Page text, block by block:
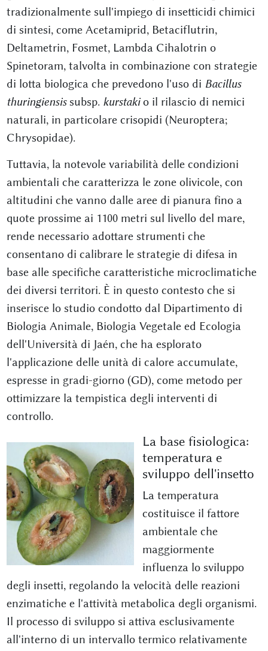
tradizionalmente sull'impiego di insetticidi chimici
di sintesi, come Acetamiprid, Betaciflutrin,
Deltametrin, Fosmet, Lambda Cihalotrin o
Spinetoram, talvolta in combinazione con strategie
di lotta biologica che prevedono l'uso di Bacillus
thuringiensissubsp. kurstakio il rilascio di nemici
naturali, in particolare crisopidi (Neuroptera;
Chrysopidae).
Tuttavia, la notevole variabilità delle condizioni
ambientali che caratterizza le zone olivicole, con
altitudini che vanno dalle aree di pianura fino a
quote prossime ai 1100 metri sul livello del mare,
rende necessario adottare strumenti che
consentano di calibrare le strategie di difesa in
base alle specifiche caratteristiche microclimatiche
dei diversi territori. È in questo contesto che si
inserisce lo studio condotto dal Dipartimento di
Biologia Animale, Biologia Vegetale ed Ecologia
dell'Università di Jaén, che ha esplorato
l'applicazione delle unità di calore accumulate,
espresse in gradi-giorno (GD), come metodo per
ottimizzare la tempistica degli interventi di
controllo.
La base fisiologica:
temperatura e
sviluppo dell'insetto
La temperatura
costituisce il fattore
ambientale che
maggiormente
influenza lo sviluppo
degli insetti, regolando la velocità delle reazioni
enzimatiche e l'attività metabolica degli organismi.
Il processo di sviluppo si attiva esclusivamente
all'interno di un intervallo termico relativamente